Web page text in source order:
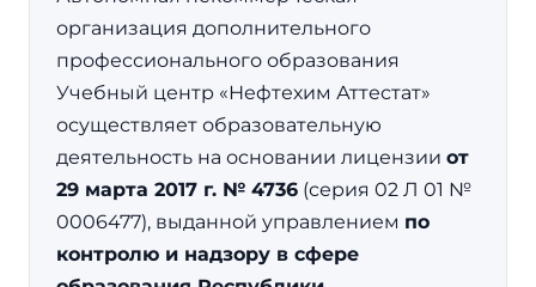
организация дополнительного
профессионального образования
Учебный центр «Нефтехим Аттестат»
осуществляет образовательную
деятельность на основании лицензии от
29 марта 2017 г. № 4736 (серия 02 Л 01 №
0006477), выданной управлением по
контролю и надзору в сфере